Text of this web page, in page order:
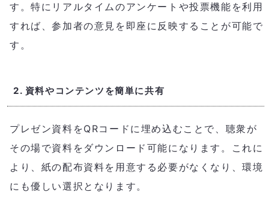
す。特にリアルタイムのアンケートや投票機能を利用
すれば、参加者の意見を即座に反映することが可能で
す。
2. 資料やコンテンツを簡単に共有
プレゼン資料をQRコードに埋め込むことで、聴衆が
その場で資料をダウンロード可能になります。これに
より、紙の配布資料を用意する必要がなくなり、環境
にも優しい選択となります。